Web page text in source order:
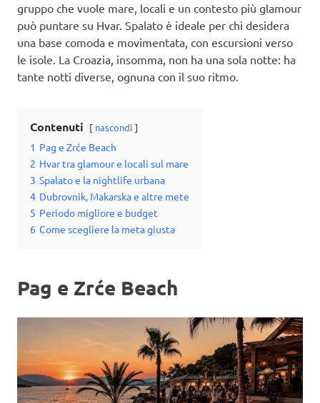
gruppo che vuole mare, locali e un contesto più glamour
può puntare su Hvar. Spalato è ideale per chi desidera
una base comoda e movimentata, con escursioni verso
le isole. La Croazia, insomma, non ha una sola notte: ha
tante notti diverse, ognuna con il suo ritmo.
Contenuti nascondi
1 Pag e Zrće Beach
2 Hvar tra glamour e locali sul mare
3 Spalato e la nightlife urbana
4 Dubrovnik, Makarska e altre mete
5 Periodo migliore e budget
6 Come scegliere la meta giusta
Pag e Zrće Beach